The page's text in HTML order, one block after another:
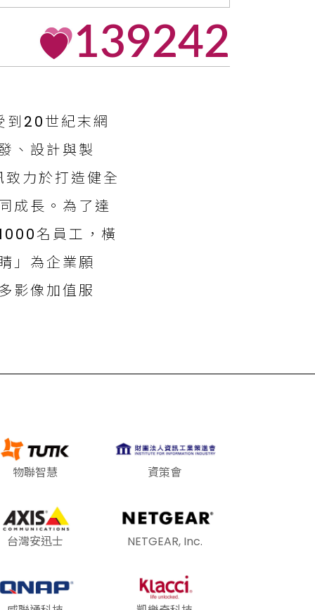
139242
到20世紀末網
、設計與製
力於打造健全
成長。為了達
名員工，橫
」為企業願
影像加值服
物聯智慧 資策會
台灣安迅士 NETGEAR, Inc.